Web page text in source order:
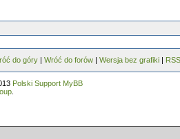
do góry | Wróć do forów | Wersja bez grafiki | RSS
Polski Support MyBB